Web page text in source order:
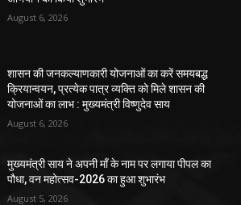
August 6, 2026
शासन की जनकल्याणकारी योजनाओं का करें समयबद्ध
क्रियान्वयन, प्रत्येक पात्र व्यक्ति को मिले शासन की
योजनाओं का लाभ : मुख्यमंत्री विष्णुदेव साय
August 6, 2026
मुख्यमंत्री साय ने अपनी माँ के नाम पर लगाया पीपल का
पौधा, वन महोत्सव-2026 का हुआ शुभारंभ
August 5, 2026